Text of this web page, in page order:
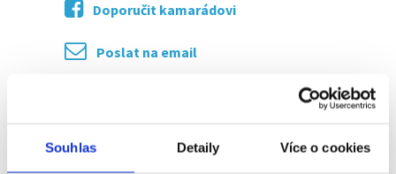
Souhlas Detaily Více o cookies
Doporučit kamarádovi
Poslat na email